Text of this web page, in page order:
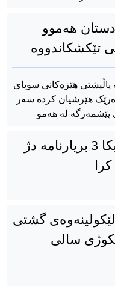
هەموو
تێکشکاندووە
هێزەکانی سوپای
هێرشیان کردە سەر
پێشمەرگە لە هەمو
ئەنجومەنی نوێنەرانی ئەمریکا 3 بریارنامە دژ
گشتی
سالی